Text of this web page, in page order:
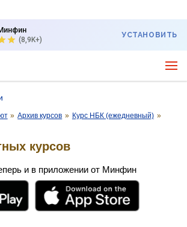
(8,9K+)
УСТАНОВИТЬ
» Архив курсов » Курс НБК (ежедневный) »
курсов
и в приложении от Минфин